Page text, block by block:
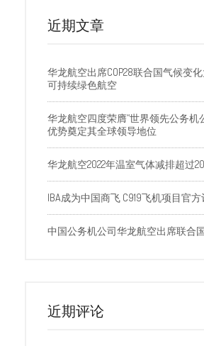
近期文章
华龙航空出席COP28联合国气候变
可持续绿色航空
华龙航空四度荣膺“世界领先公务机
优势奠定其全球领导地位
华龙航空2022年温室气体减排超过
IBA成为中国商飞 C919飞机项目官
中国公务机公司华龙航空出席联合
近期评论